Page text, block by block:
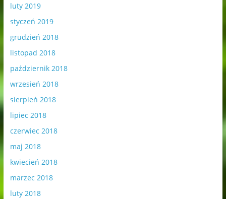
luty 2019
styczeń 2019
grudzień 2018
listopad 2018
październik 2018
wrzesień 2018
sierpień 2018
lipiec 2018
czerwiec 2018
maj 2018
kwiecień 2018
marzec 2018
luty 2018